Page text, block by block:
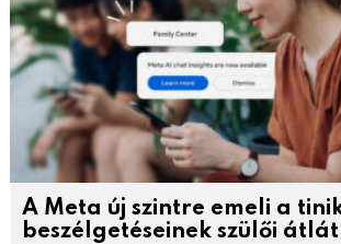
A Meta új szintre emeli a
beszélgetéseinek szülői